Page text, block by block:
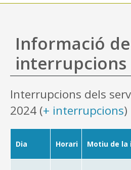
Informació
interrupcions
Interrupcions dels
2024 (+ interrupcions)
Dia Horari Motiu de la